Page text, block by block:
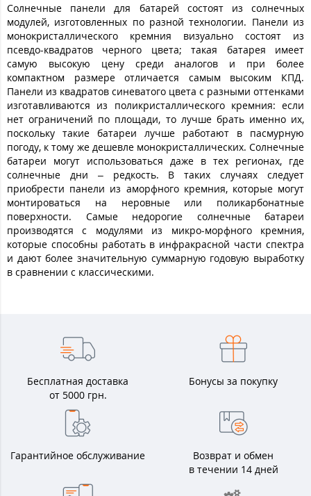
Солнечные панели для батарей состоят из солнечных
модулей, изготовленных по разной технологии. Панели из
монокристаллического кремния визуально состоят из
псевдо-квадратов черного цвета; такая батарея имеет
самую высокую цену среди аналогов и при более
компактном размере отличается самым высоким КПД.
Панели из квадратов синеватого цвета с разными оттенками
изготавливаются из поликристаллического кремния: если
нет ограничений по площади, то лучше брать именно их,
поскольку такие батареи лучше работают в пасмурную
погоду, к тому же дешевле монокристаллических. Солнечные
батареи могут использоваться даже в тех регионах, где
солнечные дни – редкость. В таких случаях следует
приобрести панели из аморфного кремния, которые могут
монтироваться на неровные или поликарбонатные
поверхности. Самые недорогие солнечные батареи
производятся с модулями из микро-морфного кремния,
которые способны работать в инфракрасной части спектра
и дают более значительную суммарную годовую выработку
в сравнении с классическими.
Бесплатная доставка
от 5000 грн.
Бонусы за покупку
Гарантийное обслуживание
Возврат и обмен
в течении 14 дней